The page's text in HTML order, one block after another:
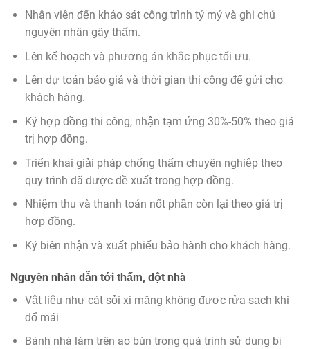
Nhân viên đến khảo sát công trình tỷ mỷ và ghi chú
nguyên nhân gây thấm.
Lên kế hoạch và phương án khắc phục tối ưu.
Lên dự toán báo giá và thời gian thi công để gửi cho
khách hàng.
Ký hợp đồng thi công, nhận tạm ứng 30%-50% theo giá
trị hợp đồng.
Triển khai giải pháp chống thấm chuyên nghiệp theo
quy trình đã được đề xuất trong hợp đồng.
Nhiệm thu và thanh toán nốt phần còn lại theo giá trị
hợp đồng.
Ký biên nhận và xuất phiếu bảo hành cho khách hàng.
Nguyên nhân dẫn tới thấm, dột nhà
Vật liệu như cát sỏi xi măng không được rửa sạch khi
đổ mái
Bánh nhà làm trên ao bùn trong quá trình sử dụng bị